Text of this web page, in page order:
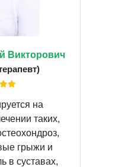
Викторович
на
таких,
грыжи и
в суставах,